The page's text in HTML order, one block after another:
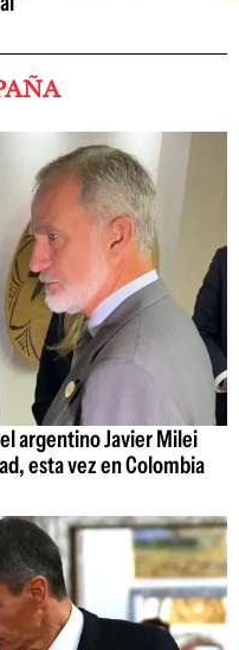
argentino Javier Milei
esta vez en Colombia